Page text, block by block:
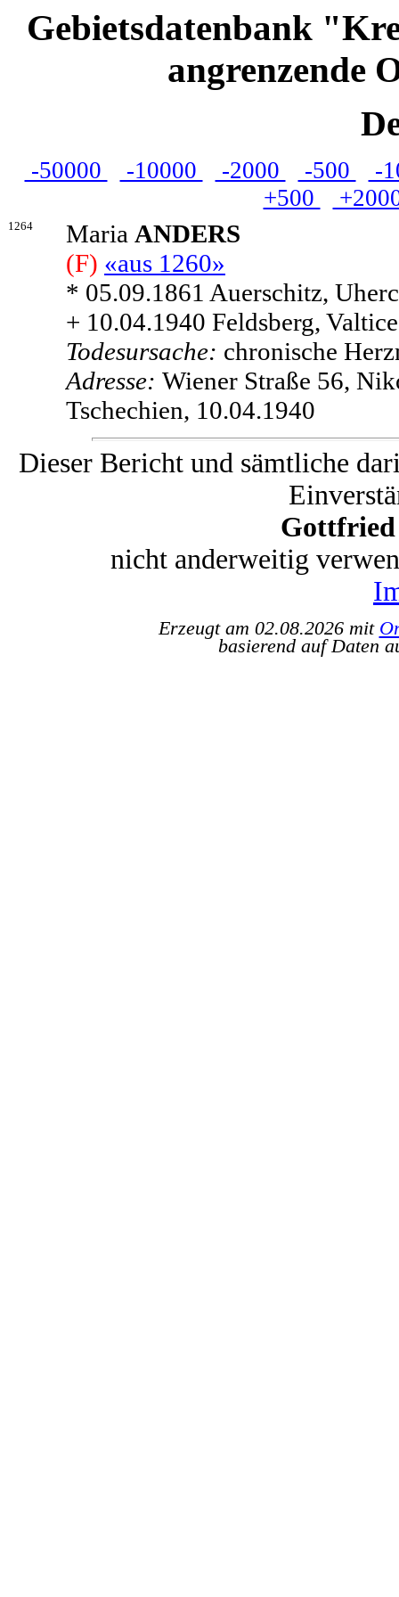
Gebietsdatenbank
angrenzende
-50000 -10000 -2000 -500
-
+500
1264 Maria ANDERS
(F) «aus 1260»
* 05.09.1861 Auerschitz,
+ 10.04.1940 Feldsberg,
Todesursache: chronische
Adresse: Wiener Straße 56,
Tschechien, 10.04.1940
Dieser Bericht und sämtliche
Gottfried
nicht anderweitig
Erzeugt am 02.08.2026 mit
basierend auf Daten